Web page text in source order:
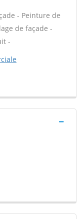
- Peinture de
de façade -
-